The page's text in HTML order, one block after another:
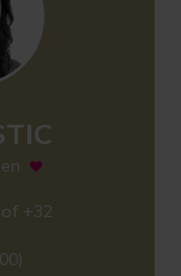
+32